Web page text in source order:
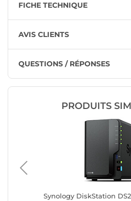
FICHE TECHNIQUE
AVIS CLIENTS
QUESTIONS / RÉPONSES
PRODUITS
Synology DiskStation